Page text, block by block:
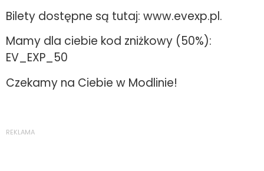
Bilety dostępne są tutaj: www.evexp.pl.
Mamy dla ciebie kod zniżkowy (50%):
EV_EXP_50
Czekamy na Ciebie w Modlinie!
REKLAMA